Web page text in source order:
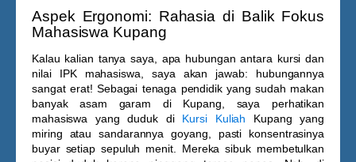
Aspek Ergonomi: Rahasia di Balik Fokus
Mahasiswa Kupang
Kalau kalian tanya saya, apa hubungan antara kursi dan
nilai IPK mahasiswa, saya akan jawab: hubungannya
sangat erat! Sebagai tenaga pendidik yang sudah makan
banyak asam garam di Kupang, saya perhatikan
mahasiswa yang duduk di Kursi Kuliah Kupang yang
miring atau sandarannya goyang, pasti konsentrasinya
buyar setiap sepuluh menit. Mereka sibuk membetulkan